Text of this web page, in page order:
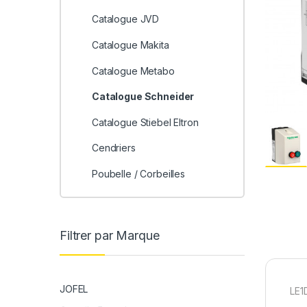
Catalogue JVD
Catalogue Makita
Catalogue Metabo
Catalogue Schneider
Catalogue Stiebel Eltron
Cendriers
Poubelle / Corbeilles
Filtrer par Marque
JOFEL